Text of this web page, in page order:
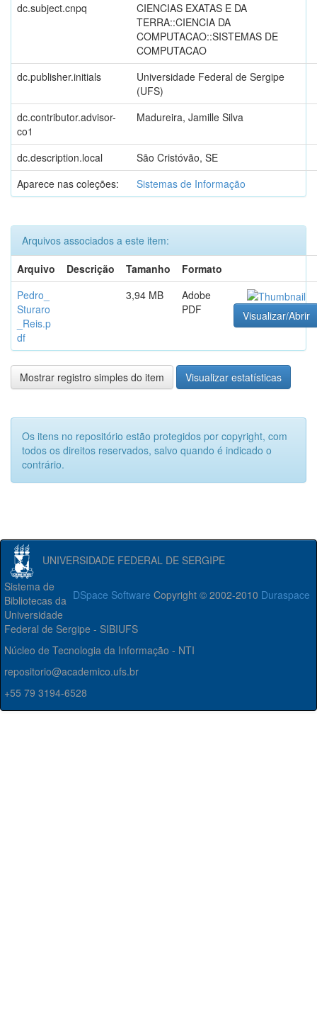
dc.subject.cnpq
CIENCIAS EXATAS E DA
TERRA::CIENCIA DA
COMPUTACAO::SISTEMAS DE
COMPUTACAO
dc.publisher.initials
Universidade Federal de Sergipe
(UFS)
dc.contributor.advisor-
co1
Madureira, Jamille Silva
dc.description.local
São Cristóvão, SE
Aparece nas coleções:
Sistemas de Informação
Arquivos associados a este item:
Arquivo
Descrição Tamanho
Formato
Pedro_
Sturaro
_Reis.p
df
3,94 MB
Adobe
PDF
Visualizar/Abrir
Mostrar registro simples do item Visualizar estatísticas
Os itens no repositório estão protegidos por copyright, com
todos os direitos reservados, salvo quando é indicado o
contrário.
UNIVERSIDADE FEDERAL DE SERGIPE
DSpace Software Copyright © 2002-2010 Duraspace
Sistema de
Bibliotecas da
Universidade
Federal de Sergipe - SIBIUFS
Núcleo de Tecnologia da Informação - NTI
repositorio@academico.ufs.br
+55 79 3194-6528